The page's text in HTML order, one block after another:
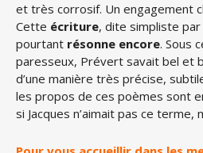
et très corrosif. Un engagement
Cette écriture, dite simpliste par
pourtant résonne encore. Sous
paresseux, Prévert savait bel et
d’une manière très précise,
les propos de ces poèmes sont
si Jacques n’aimait pas ce terme,